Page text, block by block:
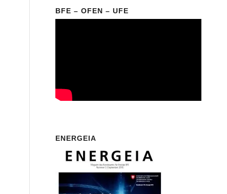
BFE – OFEN – UFE
ENERGEIA